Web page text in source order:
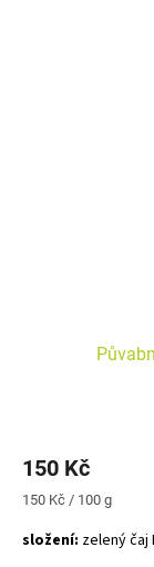
150 Kč
Měrná
150 Kč / 100 g
složení: zelený čaj